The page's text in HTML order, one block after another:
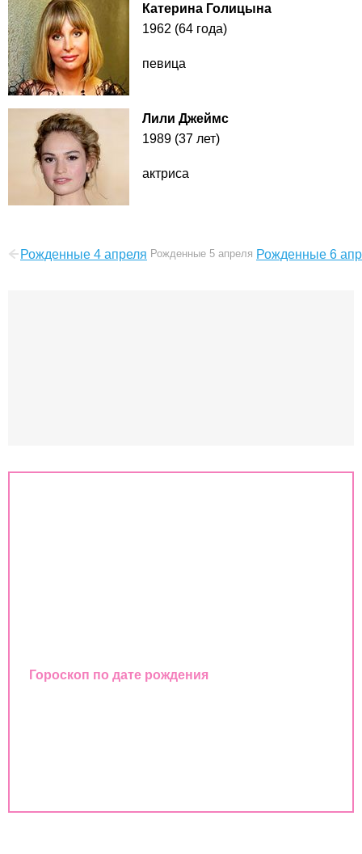
Катерина Голицына
1962 (64 года)
певица
Лили Джеймс
1989 (37 лет)
актриса
Рожденные 4 апреля Рожденные 5 апреля Рожденные 6
Гороскоп по дате рождения